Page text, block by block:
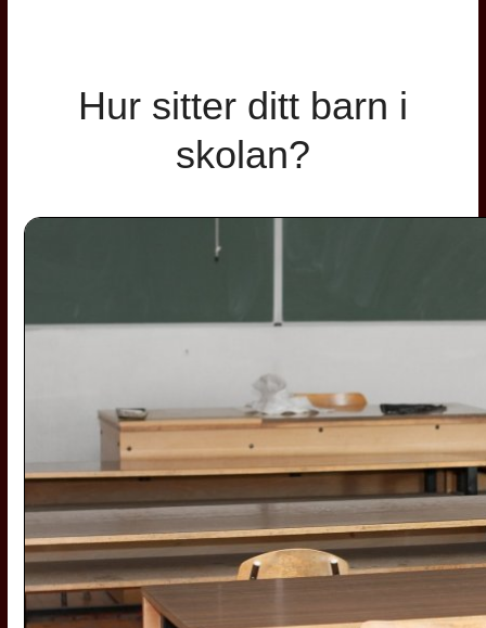
Hur sitter ditt barn i
skolan?